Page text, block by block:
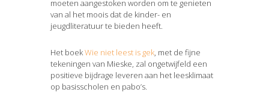
moeten aangestoken worden om te genieten
van al het moois dat de kinder- en
jeugdliteratuur te bieden heeft.
Het boekWie niet leest is gek, met de fijne
tekeningen van Mieske, zal ongetwijfeld een
positieve bijdrage leveren aan het leesklimaat
op basisscholen en pabo’s.